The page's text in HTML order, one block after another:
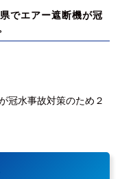
でエアー遮断機が冠
水事故対策のため２